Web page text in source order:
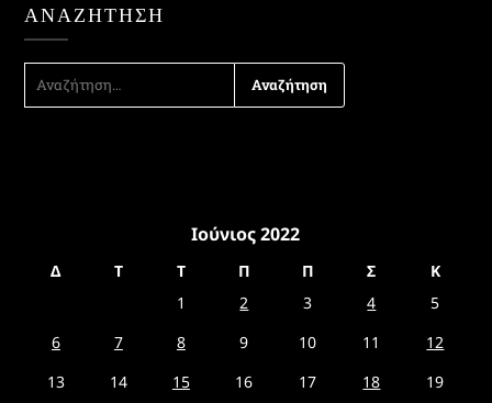
ΑΝΑΖΉΤΗΣΗ
ΑΝΑΖΉΤΗΣΗ
ΓΙΑ:
Ιούνιος 2022
Δ Τ Τ Π Π Σ
Κ
1
2 3 4
5
6
7 8 9 10 11
12
13
14 15 16 17 18
19